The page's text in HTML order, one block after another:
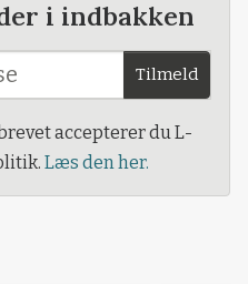
i indbakken
Tilmeld
accepterer du L-
Læs den her.